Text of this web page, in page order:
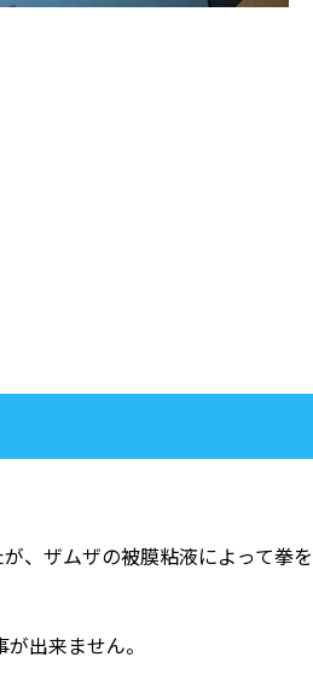
、ザムザの被膜粘液によって拳を
出来ません。